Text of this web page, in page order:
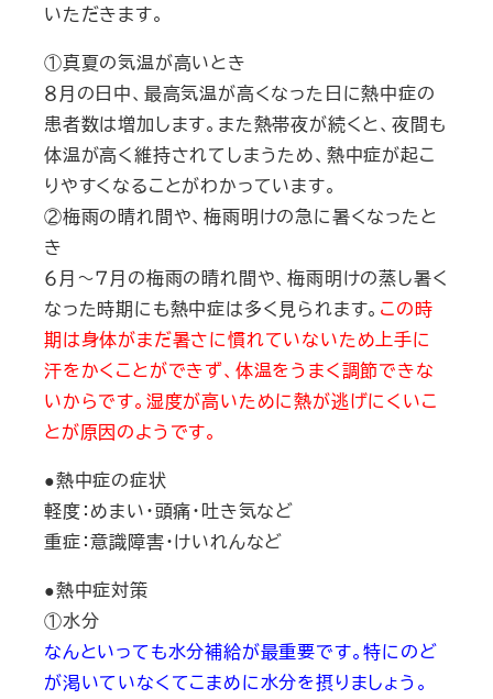
いただきます。
①真夏の気温が高いとき
８月の日中、最高気温が高くなった日に熱中症の
患者数は増加します。また熱帯夜が続くと、夜間も
体温が高く維持されてしまうため、熱中症が起こ
りやすくなることがわかっています。
②梅雨の晴れ間や、梅雨明けの急に暑くなったと
き
６月～７月の梅雨の晴れ間や、梅雨明けの蒸し暑く
なった時期にも熱中症は多く見られます。 この時
期は身体がまだ暑さに慣れていないため上手に
汗をかくことができず、体温をうまく調節できな
いからです。湿度が高いために熱が逃げにくいこ
とが原因のようです。
●熱中症の症状
軽度：めまい・頭痛・吐き気など
重症：意識障害・けいれんなど
●熱中症対策
①水分
なんといっても水分補給が最重要です。特にのど
が渇いていなくてこまめに水分を摂りましょう。